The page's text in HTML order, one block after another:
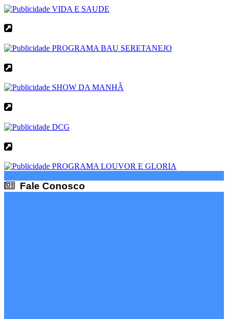
Fale Conosco